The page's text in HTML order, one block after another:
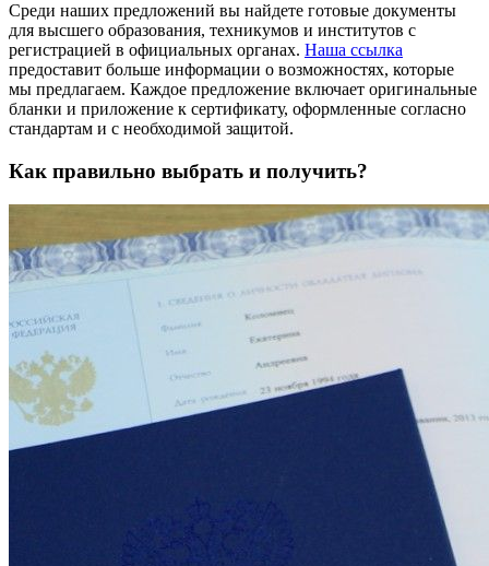
Среди наших предложений вы найдете готовые документы
для высшего образования, техникумов и институтов с
регистрацией в официальных органах. Наша ссылка
предоставит больше информации о возможностях, которые
мы предлагаем. Каждое предложение включает оригинальные
бланки и приложение к сертификату, оформленные согласно
стандартам и с необходимой защитой.
Как правильно выбрать и получить?